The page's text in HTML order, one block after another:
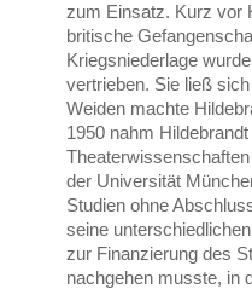
zum Einsatz. Kurz vor
britische
Kriegsniederlage
vertrieben. Sie ließ
Weiden machte
1950 nahm
der Universität
Studien ohne
seine
zur Finanzierung des
nachgehen musste, in